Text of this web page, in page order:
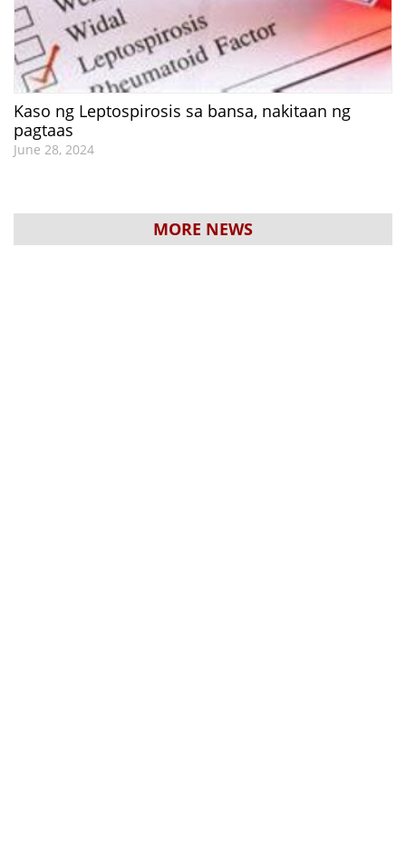
Kaso ng Leptospirosis sa bansa, nakitaan ng
pagtaas
June 28, 2024
MORE NEWS